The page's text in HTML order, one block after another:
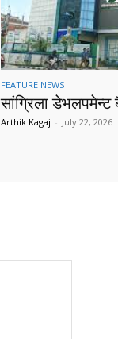
FEATURE NEWS
सांग्रिला
Arthik Kagaj - July 22, 2026